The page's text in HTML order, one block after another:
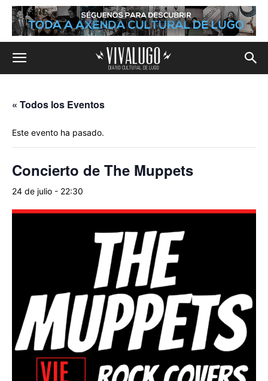
« Todos los Eventos
Este evento ha pasado.
Concierto de The Muppets
24 de julio - 22:30